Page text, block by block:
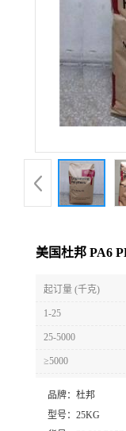
美国杜邦 PA6
起订量 (千克)
1-25
25-5000
≥5000
品牌： 杜邦
型号： 25KG